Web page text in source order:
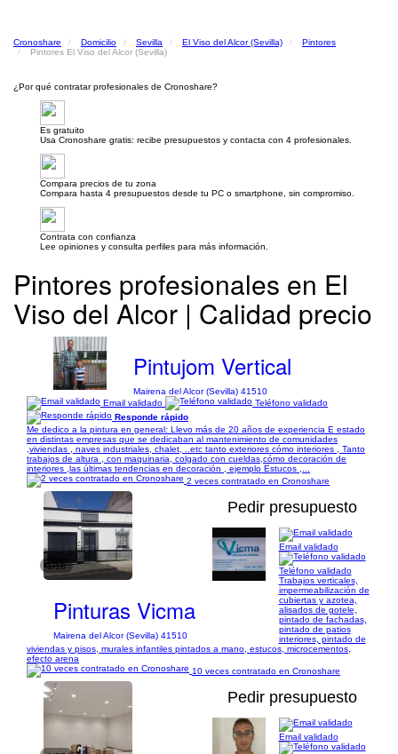
Cronoshare Domicilio Sevilla El Viso del Alcor (Sevilla)
Pintores
Pintores El Viso del Alcor (Sevilla)
¿Por qué contratar profesionales de Cronoshare?
Es gratuito
Usa Cronoshare gratis: recibe presupuestos y contacta con 4 profesionales.
Compara precios de tu zona
Compara hasta 4 presupuestos desde tu PC o smartphone, sin compromiso.
Contrata con confianza
Lee opiniones y consulta perfiles para más información.
Pintores profesionales en El
Viso del Alcor | Calidad precio
Pintujom Vertical
Mairena del Alcor (Sevilla) 41510
Email validado
Teléfono validado
Responde rápido
Me dedico a la pintura en general: Llevo más de 20 años de experiencia E estado
en distintas empresas que se dedicaban al mantenimiento de comunidades
,viviendas , naves industriales, chalet, ..etc tanto exteriores cómo interiores , Tanto
trabajos de altura , con maquinaria, colgado con cueldas,cómo decoración de
interiores ,las últimas tendencias en decoración , ejemplo Estucos ,...
2 veces contratado en Cronoshare
1/18
Pedir presupuesto
Pinturas Vicma
Mairena del Alcor (Sevilla) 41510
Email validado
Teléfono validado
Trabajos verticales,
impermeabilización de
cubiertas y azotea,
alisados de gotele,
pintado de fachadas,
pintado de patios
interiores, pintado de
viviendas y pisos, murales infantiles pintados a mano, estucos, microcementos,
efecto arena
10 veces contratado en Cronoshare
Pedir presupuesto
Email validado